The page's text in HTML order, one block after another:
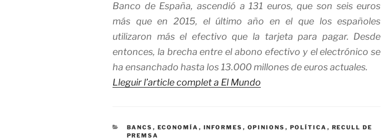
Banco de España, ascendió a 131 euros, que son seis euros
más que en 2015, el último año en el que los españoles
utilizaron más el efectivo que la tarjeta para pagar. Desde
entonces, la brecha entre el abono efectivo y el electrónico se
ha ensanchado hasta los 13.000 millones de euros actuales.
Lleguir l’article complet a El Mundo
CATEGORÍAS
BANCS , ECONOMÍA , INFORMES , OPINIONS , POLÍTICA , RECULL DE
PREMSA